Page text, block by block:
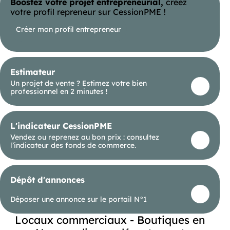
d'agence est de 3456€. Un dépôt de garantie de
1600€ vous sera demandé à l'entrée dans les
lieux. N'hésitez pas à contacter le de Coutances,
pour organiser une visite ou pour toute demande
de renseignements complémentaire. Les
exposé sont disponibles sur le site Géorisques :
Boostez votre projet entrepreneurial, créez
votre profil repreneur sur CessionPME !
Créer mon profil entrepreneur
Estimateur
Un projet de vente ? Estimez votre bien
professionnel en 2 minutes !
L'indicateur CessionPME
Vendez ou reprenez au bon prix : consultez
l’indicateur des fonds de commerce.
Dépôt d'annonces
Déposer une annonce sur le portail N°1
Locaux commerciaux - Boutiques en